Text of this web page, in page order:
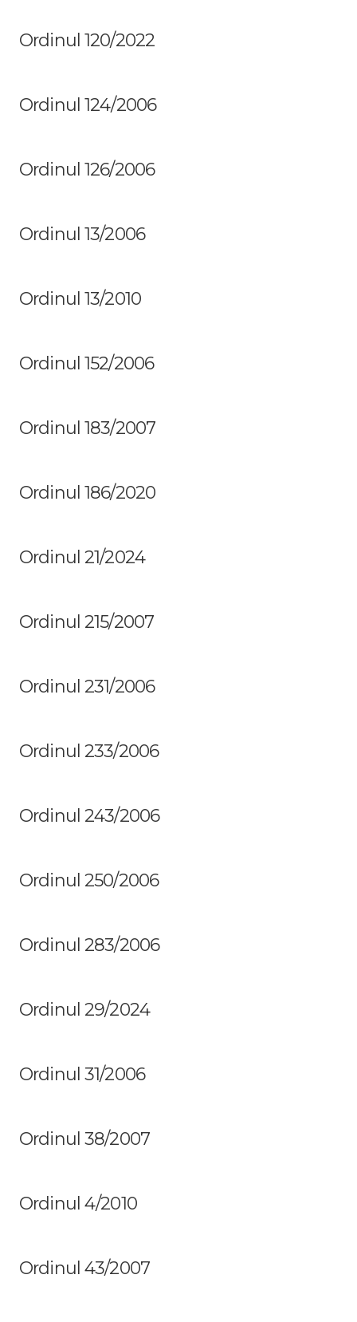
Ordinul 120/2022
Ordinul 124/2006
Ordinul 126/2006
Ordinul 13/2006
Ordinul 13/2010
Ordinul 152/2006
Ordinul 183/2007
Ordinul 186/2020
Ordinul 21/2024
Ordinul 215/2007
Ordinul 231/2006
Ordinul 233/2006
Ordinul 243/2006
Ordinul 250/2006
Ordinul 283/2006
Ordinul 29/2024
Ordinul 31/2006
Ordinul 38/2007
Ordinul 4/2010
Ordinul 43/2007